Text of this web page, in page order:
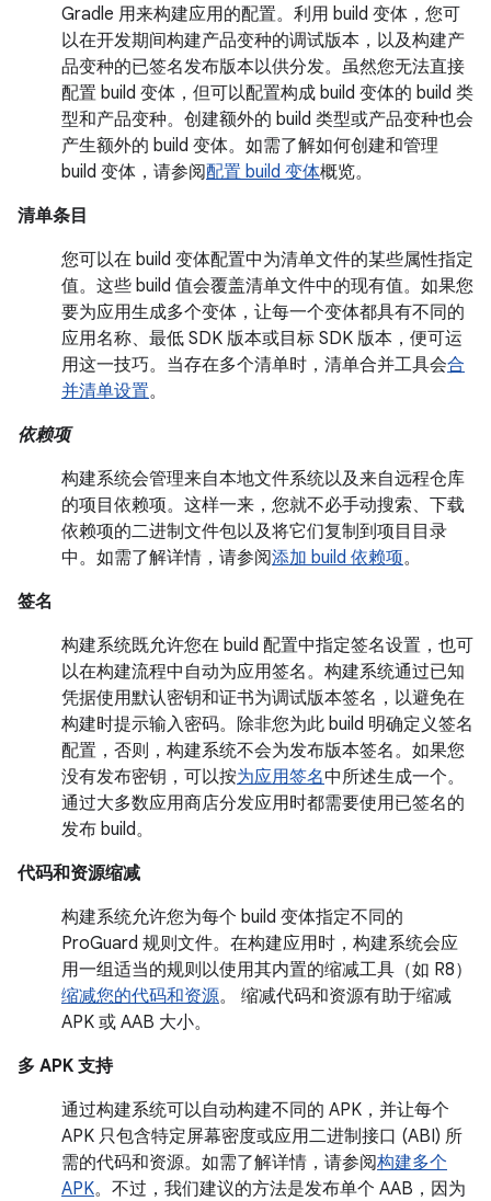
Gradle 用来构建应用的配置。利用 build 变体，您可
以在开发期间构建产品变种的调试版本，以及构建产
品变种的已签名发布版本以供分发。虽然您无法直接
配置 build 变体，但可以配置构成 build 变体的 build 类
型和产品变种。创建额外的 build 类型或产品变种也会
产生额外的 build 变体。如需了解如何创建和管理
build 变体，请参阅配置 build 变体概览。
清单条目
您可以在 build 变体配置中为清单文件的某些属性指定
值。这些 build 值会覆盖清单文件中的现有值。如果您
要为应用生成多个变体，让每一个变体都具有不同的
应用名称、最低 SDK 版本或目标 SDK 版本，便可运
用这一技巧。当存在多个清单时，清单合并工具会合
并清单设置。
依赖项
构建系统会管理来自本地文件系统以及来自远程仓库
的项目依赖项。这样一来，您就不必手动搜索、下载
依赖项的二进制文件包以及将它们复制到项目目录
中。如需了解详情，请参阅添加 build 依赖项。
签名
构建系统既允许您在 build 配置中指定签名设置，也可
以在构建流程中自动为应用签名。构建系统通过已知
凭据使用默认密钥和证书为调试版本签名，以避免在
构建时提示输入密码。除非您为此 build 明确定义签名
配置，否则，构建系统不会为发布版本签名。如果您
没有发布密钥，可以按为应用签名中所述生成一个。
通过大多数应用商店分发应用时都需要使用已签名的
发布 build。
代码和资源缩减
构建系统允许您为每个 build 变体指定不同的
ProGuard 规则文件。在构建应用时，构建系统会应
用一组适当的规则以使用其内置的缩减工具（如 R8）
缩减您的代码和资源。 缩减代码和资源有助于缩减
APK 或 AAB 大小。
多 APK 支持
通过构建系统可以自动构建不同的 APK，并让每个
APK 只包含特定屏幕密度或应用二进制接口 (ABI) 所
需的代码和资源。如需了解详情，请参阅构建多个
APK。不过，我们建议的方法是发布单个 AAB，因为